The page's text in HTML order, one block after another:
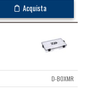
Acquista
D-BOXMR